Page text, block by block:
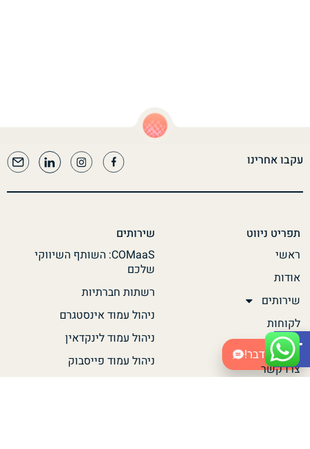
Open toolbar
בואו נדבר!
עקבו אחרינו
תפריט ניווט
ראשי
אודות
שירותים
לקוחות
בלוג
צרו קשר
שירותים
COMaaS: השותף השיווקי
שלכם
רשתות חברתיות
ניהול עמוד אינסטגרם
ניהול עמוד לינקדאין
ניהול עמוד פייסבוק